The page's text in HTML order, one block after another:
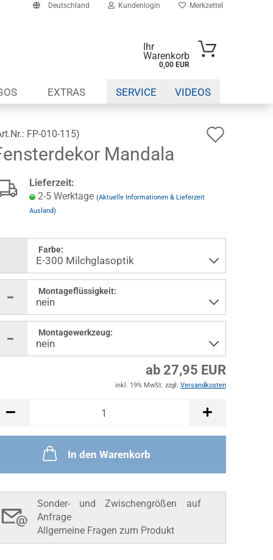
Deutschland Kundenlogin
vergessen?
Merkzettel
Ihr
Warenkorb
0,00 EUR
EXTRAS SERVICE VIDEOS
FP-010-115)
Mandala
Lieferzeit:
2-5 Werktage (Aktuelle Informationen & Lieferzeit
Ausland)
Farbe:
Montageflüssigkeit:
Montagewerkzeug:
ab 27,95 EUR
inkl. 19% MwSt. zzgl. Versandkosten
In den Warenkorb
Sonder- und Zwischengrößen auf
Anfrage
Allgemeine Fragen zum Produkt